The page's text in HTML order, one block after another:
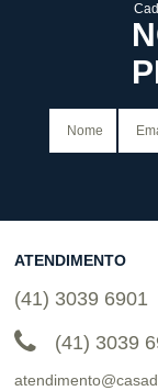
ATENDIMENTO
(41) 3039 6901
(41) 3039